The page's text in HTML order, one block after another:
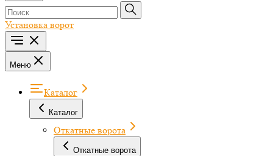
Установка ворот
Меню
Каталог
Каталог
Откатные ворота
Откатные ворота